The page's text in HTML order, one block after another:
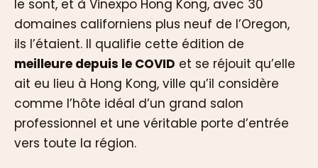
le sont, et à Vinexpo Hong Kong, avec 30
domaines californiens plus neuf de l’Oregon,
ils l’étaient. Il qualifie cette édition de
meilleure depuis le COVID et se réjouit qu’elle
ait eu lieu à Hong Kong, ville qu’il considère
comme l’hôte idéal d’un grand salon
professionnel et une véritable porte d’entrée
vers toute la région.